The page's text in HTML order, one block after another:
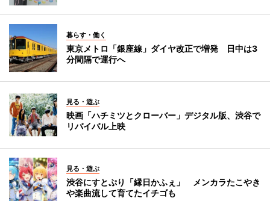
暮らす・働く
東京メトロ「銀座線」ダイヤ改正で増発 日中は3
分間隔で運行へ
見る・遊ぶ
映画「ハチミツとクローバー」デジタル版、渋谷で
リバイバル上映
見る・遊ぶ
渋谷にすとぷり「縁日かふぇ」 メンカラたこやき
や楽曲流して育てたイチゴも